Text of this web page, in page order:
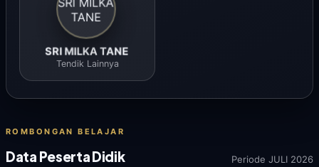
SRI MILKA TANE
Tendik Lainnya
ROMBONGAN BELAJAR
Data Peserta Didik Periode JULI 2026